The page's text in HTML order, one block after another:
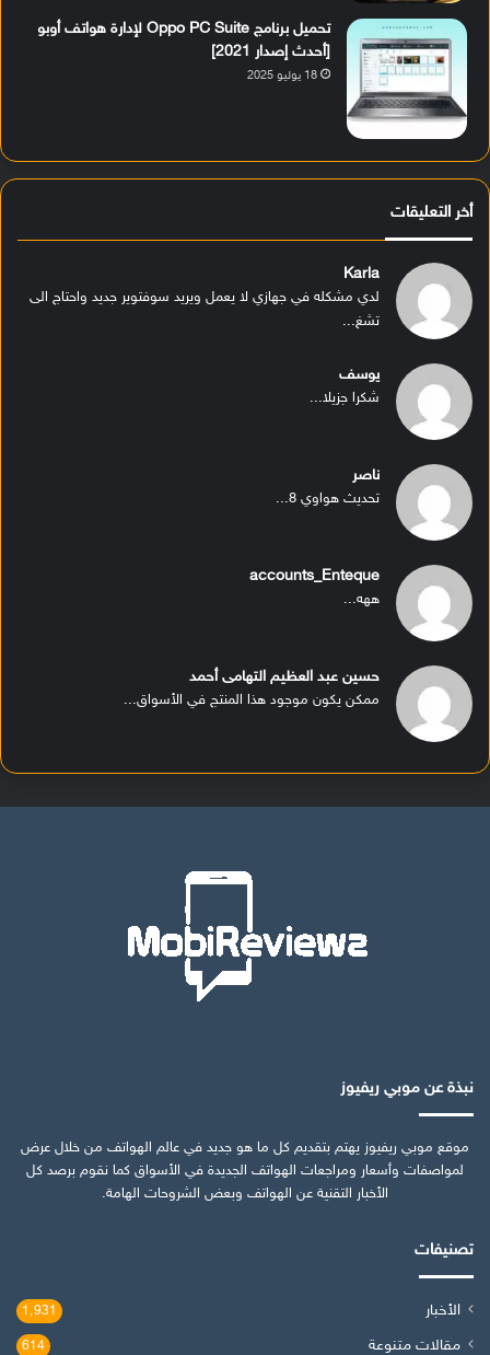
تحميل برنامج Oppo PC Suite لإدارة هواتف أوبو
[أحدث إصدار 2021]
18 يوليو 2025
أخر التعليقات
Karla
لدي مشكله في جهازي لا يعمل ويريد سوفتوير جديد واحتاج الى
تشغ...
يوسف
شكرا جزيلا...
ناصر
تحديث هواوي 8...
accounts_Enteque
ههه...
حسين عبد العظيم التهامى أحمد
ممكن يكون موجود هذا المنتج في الأسواق...
نبذة عن موبي ريفيوز
موقع موبي ريفيوز يهتم بتقديم كل ما هو جديد في عالم الهواتف من خلال عرض
لمواصفات وأسعار ومراجعات الهواتف الجديدة في الأسواق كما نقوم برصد كل
الأخبار التقنية عن الهواتف وبعض الشروحات الهامة.
تصنيفات
الأخبار 1٬931
مقالات متنوعة 614